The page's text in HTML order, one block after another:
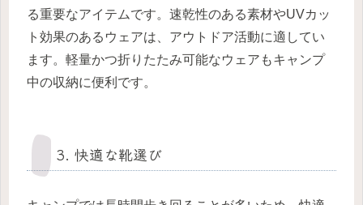
る重要なアイテムです。速乾性のある素材やUVカッ
ト効果のあるウェアは、アウトドア活動に適してい
ます。軽量かつ折りたたみ可能なウェアもキャンプ
中の収納に便利です。
3. 快適な靴選び